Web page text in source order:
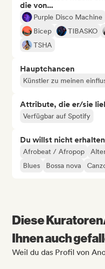
die von...
Purple Disco Machine
Bicep
TIBASKO
TSHA
Hauptchancen
Künstler zu meinen
Attribute, die er/sie
Verfügbar auf Spotify
Du willst nicht
Afrobeat / Afropop
Blues
Bossa nova
Diese
Ihnen auch
Weil du das Profil von